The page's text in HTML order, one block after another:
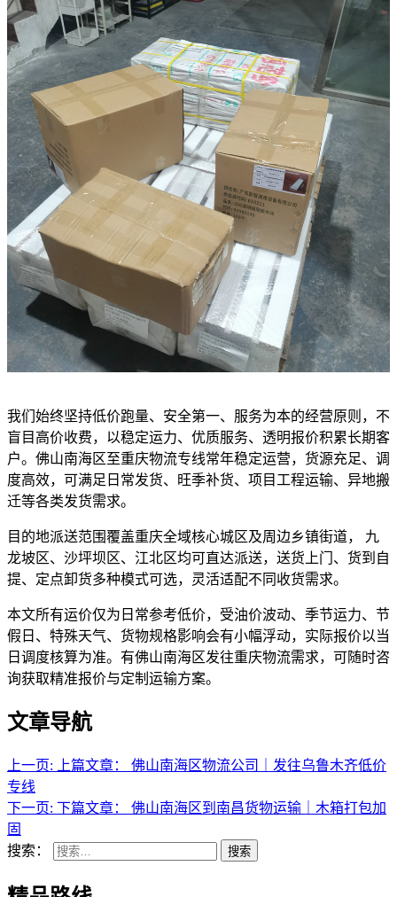
我们始终坚持低价跑量、安全第一、服务为本的经营原则，不
盲目高价收费，以稳定运力、优质服务、透明报价积累长期客
户。佛山南海区至重庆物流专线常年稳定运营，货源充足、调
度高效，可满足日常发货、旺季补货、项目工程运输、异地搬
迁等各类发货需求。
目的地派送范围覆盖重庆全域核心城区及周边乡镇街道， 九
龙坡区、沙坪坝区、江北区均可直达派送，送货上门、货到自
提、定点卸货多种模式可选，灵活适配不同收货需求。
本文所有运价仅为日常参考低价，受油价波动、季节运力、节
假日、特殊天气、货物规格影响会有小幅浮动，实际报价以当
日调度核算为准。有佛山南海区发往重庆物流需求，可随时咨
询获取精准报价与定制运输方案。
文章导航
上一页: 上篇文章：
佛山南海区物流公司｜发往乌鲁木齐低价
专线
下一页: 下篇文章：
佛山南海区到南昌货物运输｜木箱打包加
固
搜索：
搜索
天开地辟宏基，